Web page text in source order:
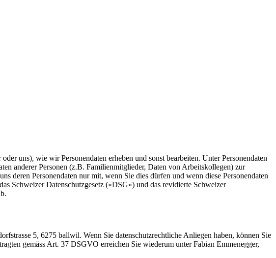
uns), wie wir Personendaten erheben und sonst bearbeiten. Unter Personendaten
anderer Personen (z.B. Familienmitglieder, Daten von Arbeitskollegen) zur
deren Personendaten nur mit, wenn Sie dies dürfen und wenn diese Personendaten
Schweizer Datenschutzgesetz («DSG») und das revidierte Schweizer
5, 6275 ballwil. Wenn Sie datenschutzrechtliche Anliegen haben, können Sie
gemäss Art. 37 DSGVO erreichen Sie wiederum unter Fabian Emmenegger,